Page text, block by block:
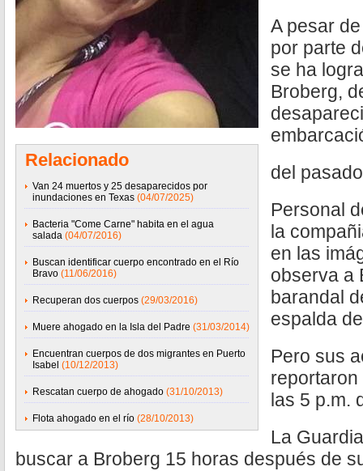
Relacionado
Van 24 muertos y 25 desaparecidos por
inundaciones en Texas (04/07/2025)
Bacteria "Come Carne" habita en el agua
salada (04/07/2016)
Buscan identificar cuerpo encontrado en el Río
Bravo (11/06/2016)
Recuperan dos cuerpos (29/03/2016)
Muere ahogado en la Isla del Padre (31/03/2014)
Encuentran cuerpos de dos migrantes en Puerto
Isabel (10/12/2013)
Rescatan cuerpo de ahogado (31/10/2013)
Flota ahogado en el río (28/10/2013)
A pesar
por parte
se ha
Broberg,
del
Personal
la
en las
observa a
barandal
espalda
Pero sus
las 5 p.m.
La
buscar a Broberg 15 horas después de